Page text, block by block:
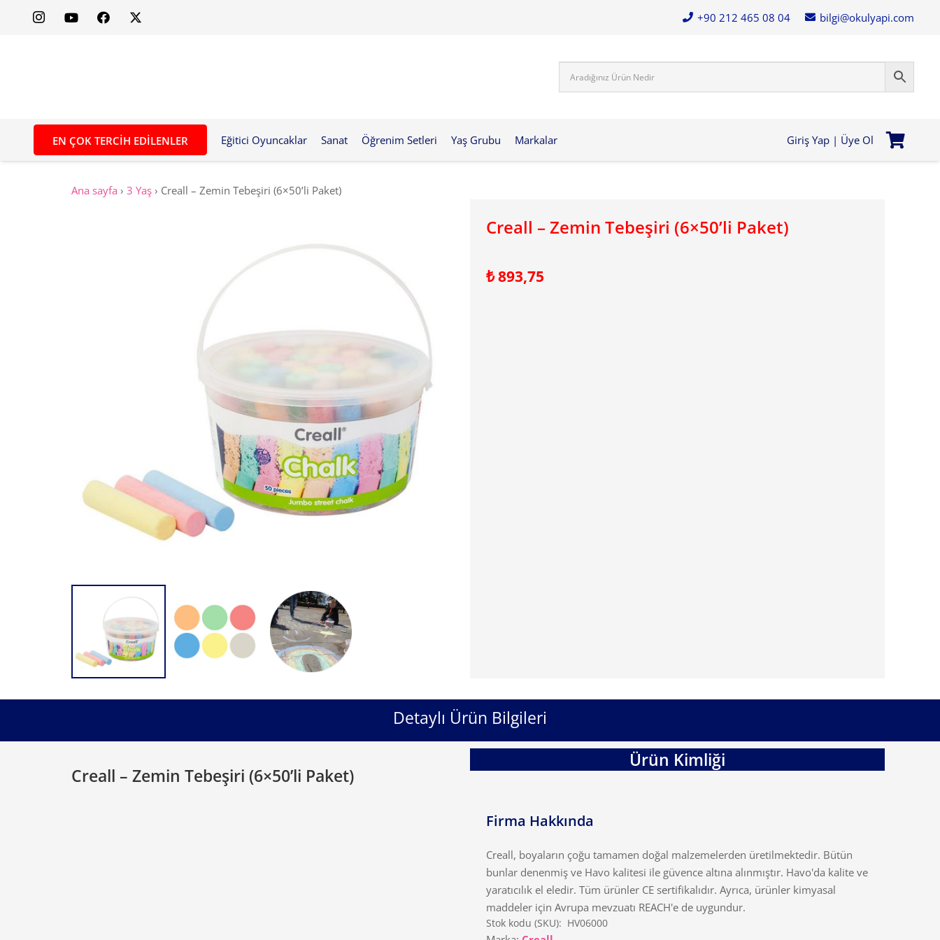
+90 212 465 08 04 bilgi@okulyapi.com
EN ÇOK TERCIH EDILENLER Eğitici Oyuncaklar Sanat Öğrenim Setleri Yaş Grubu Markalar Giriş Yap | Üye Ol
Ana sayfa › 3 Yaş › Creall – Zemin Tebeşiri (6×50’li Paket)
Creall – Zemin Tebeşiri (6×50’li Paket)
₺893,75
Detaylı Ürün Bilgileri
Creall – Zemin Tebeşiri (6×50’li Paket)
Ürün Kimliği
Firma Hakkında
Creall, boyaların çoğu tamamen doğal malzemelerden üretilmektedir. Bütün
bunlar denenmiş ve Havo kalitesi ile güvence altına alınmıştır. Havo'da kalite ve
yaratıcılık el eledir. Tüm ürünler CE sertifikalıdır. Ayrıca, ürünler kimyasal
maddeler için Avrupa mevzuatı REACH'e de uygundur.
Stok kodu (SKU): HV06000